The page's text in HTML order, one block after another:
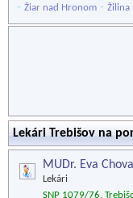
- Žiar nad Hronom - Žilina
Lekári Trebišov na
MUDr. Eva
Lekári
SNP 1079/76,